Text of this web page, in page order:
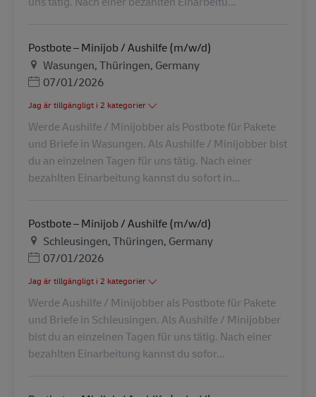
Postbote – Minijob / Aushilfe (m/w/d)
PlatsWasungen, Thüringen, Germany
Posted Date
07/01/2026
Jag är tillgängligt i 2 kategorier
Werde Aushilfe / Minijobber als Postbote für Pakete
und Briefe in Wasungen. Als Aushilfe / Minijobber bist
du an einzelnen Tagen für uns tätig. Nach einer
bezahlten Einarbeitung kannst du sofort in...
Postbote – Minijob / Aushilfe (m/w/d)
PlatsSchleusingen, Thüringen, Germany
Posted Date
07/01/2026
Jag är tillgängligt i 2 kategorier
Werde Aushilfe / Minijobber als Postbote für Pakete
und Briefe in Schleusingen. Als Aushilfe / Minijobber
bist du an einzelnen Tagen für uns tätig. Nach einer
bezahlten Einarbeitung kannst du sofor...